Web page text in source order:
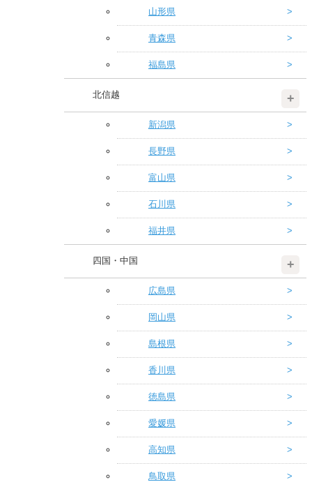
山形県
青森県
福島県
北信越
新潟県
長野県
富山県
石川県
福井県
四国・中国
広島県
岡山県
島根県
香川県
徳島県
愛媛県
高知県
鳥取県